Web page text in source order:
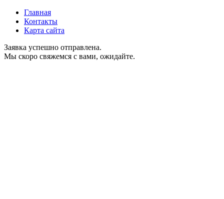
Главная
Контакты
Карта сайта
Заявка успешно отправлена.
Мы скоро свяжемся с вами, ожидайте.